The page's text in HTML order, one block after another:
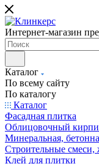
Интернет-магазин
Каталог
По всему сайту
По каталогу
Каталог
Фасадная плитка
Облицовочный
Минеральная,
Строительные смеси,
Клей для плитки